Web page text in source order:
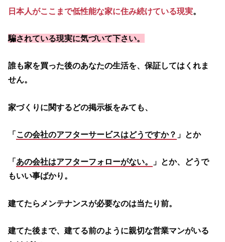
日本人がここまで低性能な家に住み続けている現実。
騙されている現実に気づいて下さい。
誰も家を買った後のあなたの生活を、保証してはくれま
せん。
家づくりに関するどの掲示板をみても、
「この会社のアフターサービスはどうですか？ 」とか
「 あの会社はアフターフォローがない。
」とか、どうで
もいい事ばかり。
建てたらメンテナンスが必要なのは当たり前。
建てた後まで、建てる前のように親切な営業マンがいる